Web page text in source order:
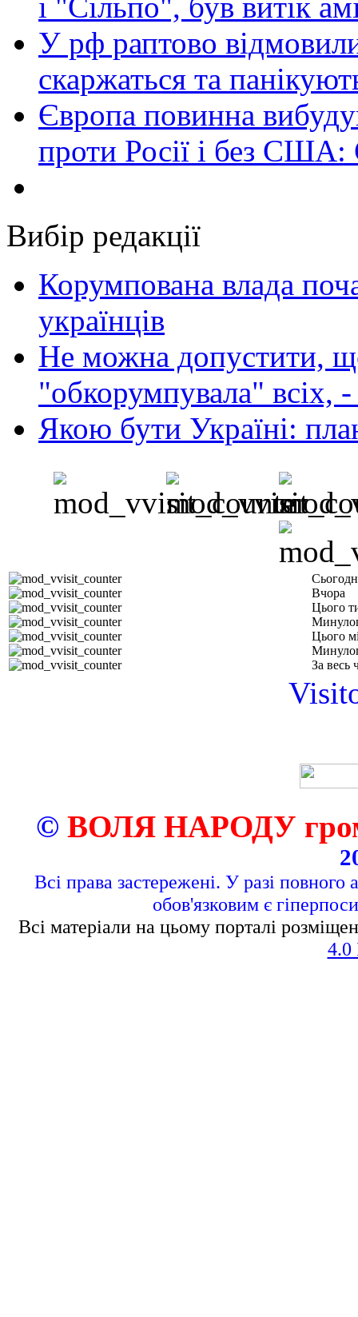
У рф раптово
скаржаться та
Європа повинна
проти Росії і без США:
Вибір редакції
Корумпована влада
українців
Не можна допустити,
"обкорумпувала" всіх,
Якою бути Україні:
Вчора
Цього
Цього
За весь
© ВОЛЯ НАРОДУ
Всі права застережені. У разі повного
обов'язковим є
Всі матеріали на цьому порталі
4.0